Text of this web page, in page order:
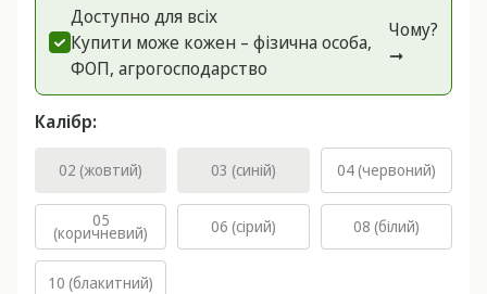
Доступно для всіх
Купити може кожен – фізична особа,
ФОП, агрогоспoдарство
Чому?
➞
Калібр:
02 (жовтий) 03 (синій) 04 (червоний)
05
(коричневий) 06 (сірий) 08 (білий)
10 (блакитний)